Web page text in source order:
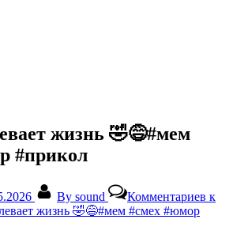
жизнь 🤣😅#мем
#прикол
By sound Комментариев к
жизнь 🤣😅#мем #смех #юмор